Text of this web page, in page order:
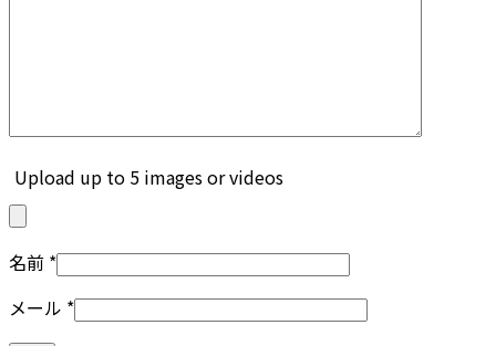
Upload up to 5 images or videos
名前 *
メール *